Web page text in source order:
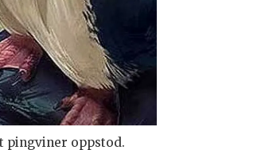
pingviner oppstod.